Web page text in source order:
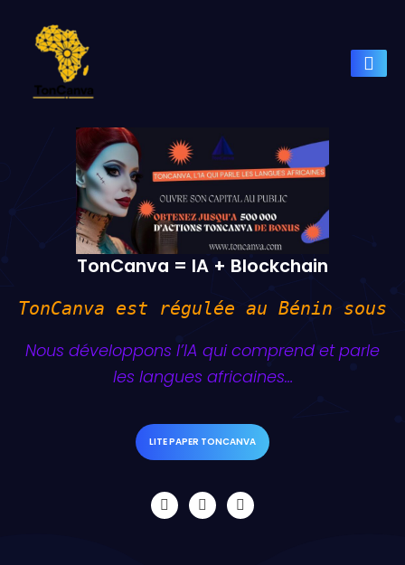
TonCanva = IA + Blockchain
TonCanva est régulée au Bénin sous
Nous développons l’IA qui comprend et parle
les langues africaines…
LITE PAPER TONCANVA